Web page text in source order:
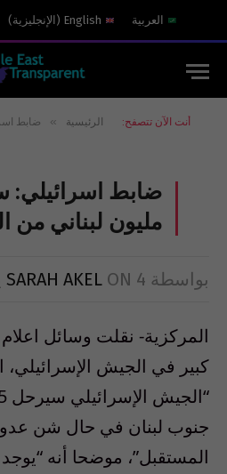
العربية English
( الإنجليزية)
أنت الآن تتصفح: الرئيسية » ضابط اسرائيلي:
مليون لبناني من
بواسطة SARAH AKEL ON 4 يونيو 2015
المركزية- نقلت وسائل
كبير في الجيش الإسرائيلي،
جنوب لبنان في حال شن
المستقبل”، موضحا أنه